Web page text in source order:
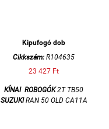
Kipufogó dob
Cikkszám: R104635
23 427 Ft
KÍNAI ROBOGÓK2T TB50
SUZUKIRAN 50 OLD CA11A